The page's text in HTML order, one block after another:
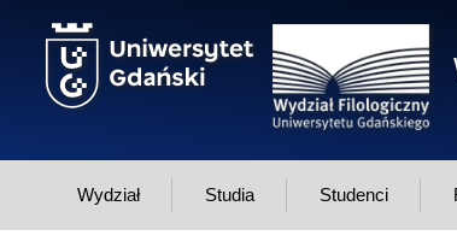
Wydział Studia Studenci